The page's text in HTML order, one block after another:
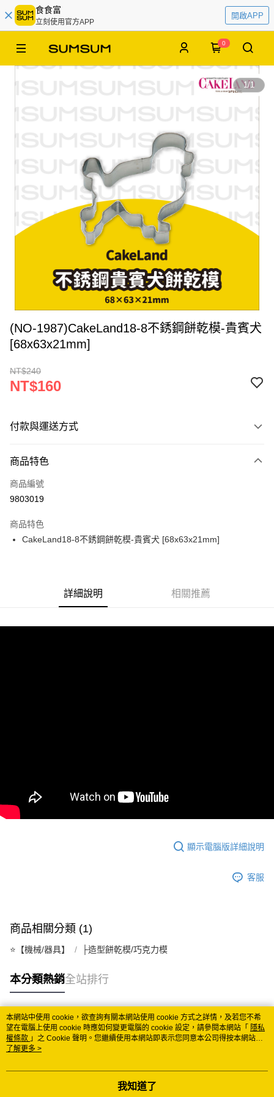
食食富
立刻使用官方APP
開啟APP
0
1/1
(NO-1987)CakeLand18-8不銹鋼餅乾模-貴賓犬
[68x63x21mm]
NT$240
NT$160
付款與運送方式
信用卡一次付款
超商取貨付款
Apple Pay
ATM付款
付款後7-11取貨
每筆NT$60
免運費
商品特色
商品編號
9803019
商品特色
CakeLand18-8不銹鋼餅乾模-貴賓犬 [68x63x21mm]
詳細說明 相關推薦
顯示電腦版詳細說明
客服
商品相關分類 (1)
⭐️【機械/器具】 ├造型餅乾模/巧克力模
本分類熱銷全站排行
熱門標籤
本網站中使用 cookie，欲查詢有關本網站使用 cookie 方式之詳情，及若您不希
望在電腦上使用 cookie 時應如何變更電腦的 cookie 設定，請參閱本網站「 隱私
權條款 」之 Cookie 聲明。您繼續使用本網站即表示您同意本公司得按本網站使
用條款之 Cookie 聲明使用 cookie。
了解更多 >
我知道了